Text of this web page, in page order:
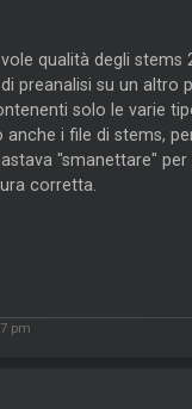
qualità degli stems
preanalisi su un altro
solo le varie
i file di stems,
"smanettare"
corretta.
pm